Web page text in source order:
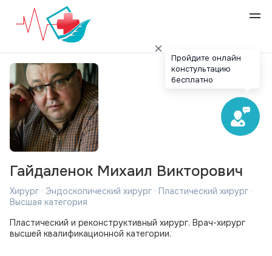
Гайдаленок Михаил Викторович
Хирург · Эндоскопический хирург · Пластический хирург ·
Высшая категория
Пластический и реконструктивный хирург. Врач-хирург
высшей квалификационной категории.
Пройдите онлайн
констультацию
бесплатно